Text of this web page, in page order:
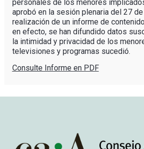
personales de los menores
aprobó en la sesión plenaria del 27
realización de un informe de
en efecto, se han difundido datos
la intimidad y privacidad de los
televisiones y programas sucedió.
Consulte Informe en PDF